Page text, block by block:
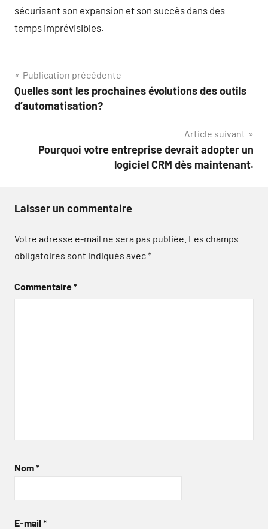
sécurisant son expansion et son succès dans des
temps imprévisibles.
Navigation
de
Publication précédente
Quelles sont les prochaines évolutions des outils
d’automatisation?
Article suivant
Pourquoi votre entreprise devrait adopter un
logiciel CRM dès maintenant.
Laisser un commentaire
Votre adresse e-mail ne sera pas publiée. Les champs
obligatoires sont indiqués avec*
Commentaire*
Nom*
E-mail *